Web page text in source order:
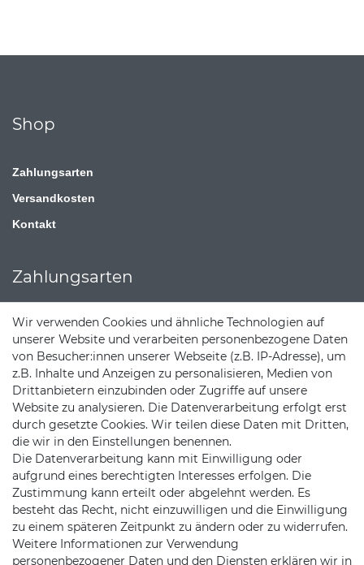
Shop
Zahlungsarten
Versandkosten
Kontakt
Zahlungsarten
Versandpartner
Wir verwenden Cookies und ähnliche Technologien auf
unserer Website und verarbeiten personenbezogene Daten
von Besucher:innen unserer Webseite (z.B. IP-Adresse), um
z.B. Inhalte und Anzeigen zu personalisieren, Medien von
Drittanbietern einzubinden oder Zugriffe auf unsere
Website zu analysieren. Die Datenverarbeitung erfolgt erst
durch gesetzte Cookies. Wir teilen diese Daten mit Dritten,
die wir in den Einstellungen benennen.
Die Datenverarbeitung kann mit Einwilligung oder
aufgrund eines berechtigten Interesses erfolgen. Die
Zustimmung kann erteilt oder abgelehnt werden. Es
besteht das Recht, nicht einzuwilligen und die Einwilligung
zu einem späteren Zeitpunkt zu ändern oder zu widerrufen.
Weitere Informationen zur Verwendung
personenbezogener Daten und den Diensten erklären wir in